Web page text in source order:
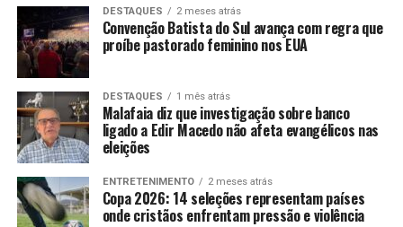
DESTAQUES 2 meses atrás
Convenção Batista do Sul avança com regra que
proíbe pastorado feminino nos EUA
DESTAQUES 1 mês atrás
Malafaia diz que investigação sobre banco
ligado a Edir Macedo não afeta evangélicos nas
eleições
ENTRETENIMENTO 2 meses atrás
Copa 2026: 14 seleções representam países
onde cristãos enfrentam pressão e violência